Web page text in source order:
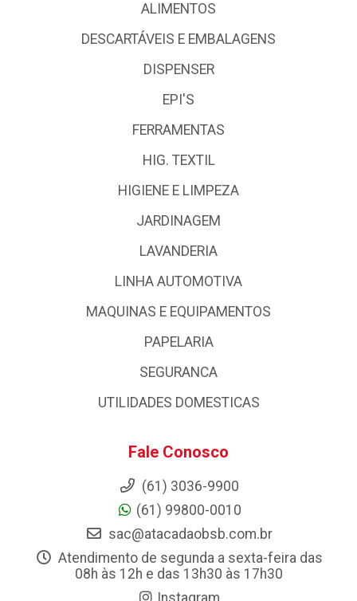
ALIMENTOS
DESCARTÁVEIS E EMBALAGENS
DISPENSER
EPI'S
FERRAMENTAS
HIG. TEXTIL
HIGIENE E LIMPEZA
JARDINAGEM
LAVANDERIA
LINHA AUTOMOTIVA
MAQUINAS E EQUIPAMENTOS
PAPELARIA
SEGURANCA
UTILIDADES DOMESTICAS
Fale Conosco
(61) 3036-9900
(61) 99800-0010
sac@atacadaobsb.com.br
Atendimento de segunda a sexta-feira das
08h às 12h e das 13h30 às 17h30
Instagram